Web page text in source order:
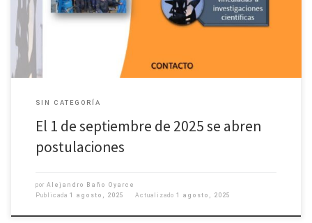
SIN CATEGORÍA
El 1 de septiembre de 2025 se abren
postulaciones
por Alejandro Baño Oyarce
Publicada 1 agosto, 2025 Actualizado 1 agosto, 2025